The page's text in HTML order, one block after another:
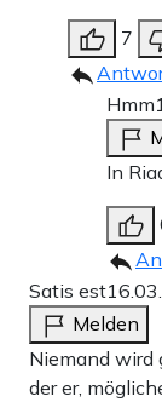
leben, das ist
denkt man sich
Wenn man sich
ablenken will
man der
niederträchtige
gemein machen
Sondermüll.
7
Hmm
In
Satis est
Melden
Niemand wird
der er,